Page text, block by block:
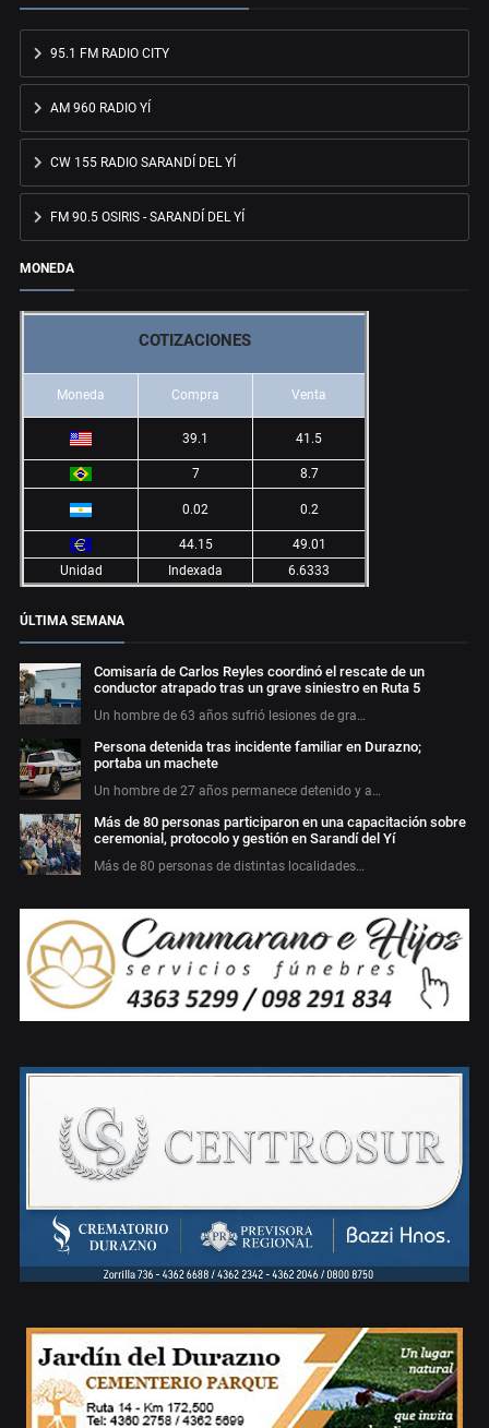
95.1 FM RADIO CITY
AM 960 RADIO YÍ
CW 155 RADIO SARANDÍ DEL YÍ
FM 90.5 OSIRIS - SARANDÍ DEL YÍ
MONEDA
COTIZACIONES
Moneda Compra Venta
39.1 41.5
7 8.7
0.02 0.2
44.15
49.01
Unidad
Indexada 6.6333
ÚLTIMA SEMANA
Comisaría de Carlos Reyles coordinó el rescate de un
conductor atrapado tras un grave siniestro en Ruta 5
Un hombre de 63 años sufrió lesiones de gra…
Persona detenida tras incidente familiar en Durazno;
portaba un machete
Un hombre de 27 años permanece detenido y a…
Más de 80 personas participaron en una capacitación sobre
ceremonial, protocolo y gestión en Sarandí del Yí
Más de 80 personas de distintas localidades…